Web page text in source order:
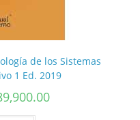
de los Sistemas
1 Ed. 2019